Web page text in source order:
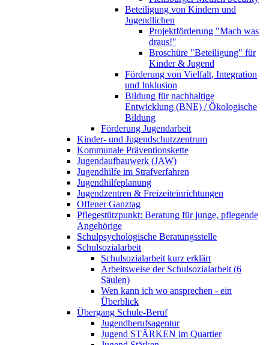
Beteiligung von Kindern und
Jugendlichen
Projektförderung "Mach was
draus!"
Broschüre "Beteiligung" für
Kinder & Jugend
Förderung von Vielfalt, Integration
und Inklusion
Bildung für nachhaltige
Entwicklung (BNE) / Ökologische
Bildung
Förderung Jugendarbeit
Kinder- und Jugendschutzzentrum
Kommunale Präventionskette
Jugendaufbauwerk (JAW)
Jugendhilfe im Strafverfahren
Jugendhilfeplanung
Jugendzentren & Freizeiteinrichtungen
Offener Ganztag
Pflegestützpunkt: Beratung für junge, pflegende
Angehörige
Schulpsychologische Beratungsstelle
Schulsozialarbeit
Schulsozialarbeit kurz erklärt
Arbeitsweise der Schulsozialarbeit (6
Säulen)
Wen kann ich wo ansprechen - ein
Überblick
Übergang Schule-Beruf
Jugendberufsagentur
Jugend STÄRKEN im Quartier